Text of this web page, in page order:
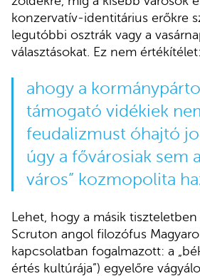
konzervatív-identitárius erőkre
legutóbbi osztrák vagy a
választásokat. Ez nem értékítélet:
ahogy a
támogató vidékiek
feudalizmust óhajtó
úgy a fővárosiak sem
város” kozmopolita
Lehet, hogy a másik tiszteletben
Scruton angol filozófus
kapcsolatban fogalmazott: a
értés kultúrája”) egyelőre